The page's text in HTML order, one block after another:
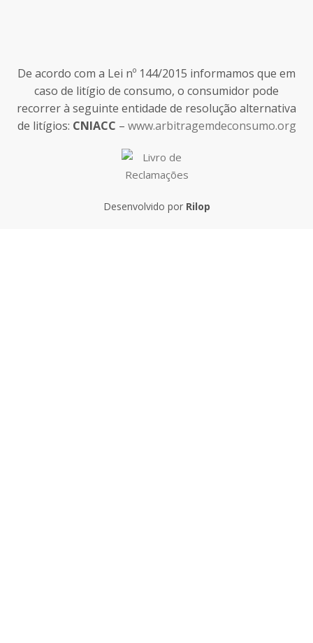
De acordo com a Lei nº 144/2015 informamos que em
caso de litígio de consumo, o consumidor pode
recorrer à seguinte entidade de resolução alternativa
de litígios: CNIACC – www.arbitragemdeconsumo.org
Desenvolvido por Rilop